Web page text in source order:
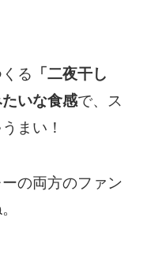
る 「二夜干し
いな食感で、ス
まい！
の両方のファン